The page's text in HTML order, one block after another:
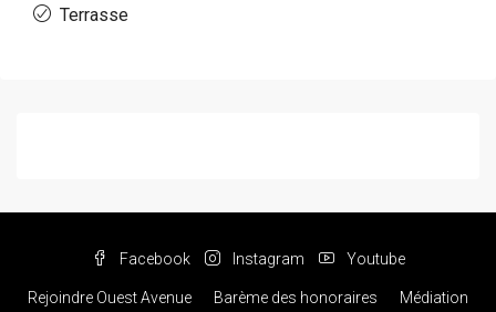
Terrasse
Facebook Instagram Youtube
Rejoindre Ouest Avenue Barème des honoraires Médiation